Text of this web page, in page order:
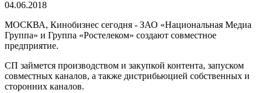
04.06.2018
МОСКВА, Кинобизнес сегодня - ЗАО «Национальная Медиа
Группа» и Группа «Ростелеком» создают совместное
предприятие.
СП займется производством и закупкой контента, запуском
совместных каналов, а также дистрибьюцией собственных и
сторонних каналов.